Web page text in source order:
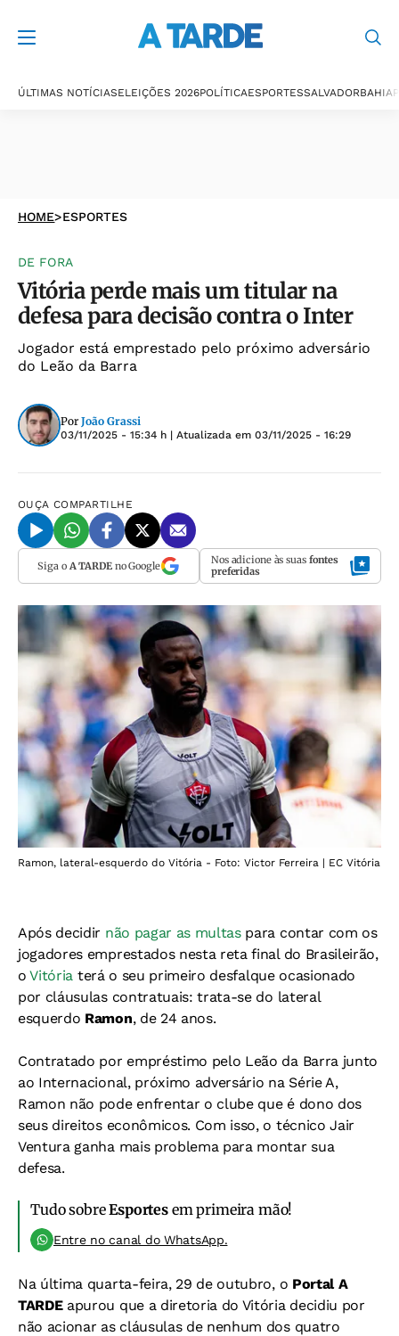
ÚLTIMAS NOTÍCIASELEIÇÕES 2026POLÍTICAESPORTESSALVADORBAHIA
HOME>ESPORTES
DE FORA
Vitória perde mais um titular na
defesa para decisão contra o Inter
Jogador está emprestado pelo próximo adversário
do Leão da Barra
Por João Grassi
03/11/2025 - 15:34 h | Atualizada em 03/11/2025 - 16:29
OUÇA COMPARTILHE
Siga o A TARDEno Google Nos adicione às suas fontes
preferidas
Ramon, lateral-esquerdo do Vitória - Foto: Victor Ferreira | EC Vitória
Após decidir não pagar as multaspara contar com os
jogadores emprestados nesta reta final do Brasileirão,
oVitória terá o seu primeiro desfalque ocasionado
por cláusulas contratuais: trata-se do lateral
esquerdo Ramon, de 24 anos.
Contratado por empréstimo pelo Leão da Barra junto
ao Internacional, próximo adversário na Série A,
Ramon não pode enfrentar o clube que é dono dos
seus direitos econômicos. Com isso, o técnico Jair
Ventura ganha mais problema para montar sua
defesa.
Tudo sobreEsportesem primeira mão!
Entre no canal do WhatsApp.
Na última quarta-feira, 29 de outubro, o Portal A
TARDEapurou que a diretoria do Vitória decidiu por
não acionar as cláusulas de nenhum dos quatro